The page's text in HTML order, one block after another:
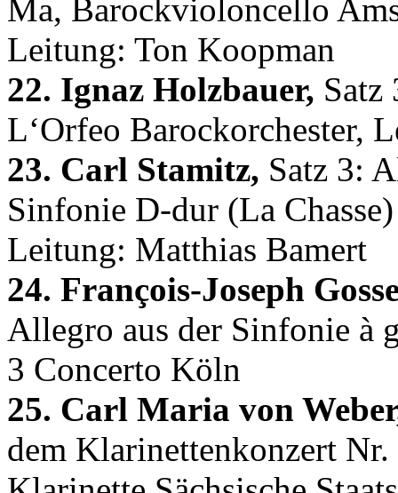
Ma, Barockvioloncello
Leitung: Ton Koopman
22. Ignaz Holzbauer, Satz
L‘Orfeo Barockorchester,
23. Carl Stamitz, Satz 3:
Sinfonie D-dur (La
Leitung: Matthias Bamert
24. François-Joseph
Allegro aus der Sinfonie à
3 Concerto Köln
25. Carl Maria von
dem Klarinettenkonzert